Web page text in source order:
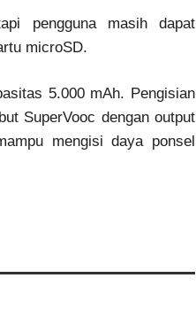
pengguna masih dapat
microSD.
5.000 mAh. Pengisian
SuperVooc dengan output
mengisi daya ponsel